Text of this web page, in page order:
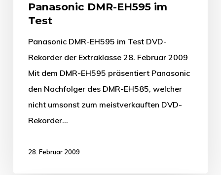
Panasonic DMR-EH595 im
Test
Panasonic DMR-EH595 im Test DVD-
Rekorder der Extraklasse 28. Februar 2009
Mit dem DMR-EH595 präsentiert Panasonic
den Nachfolger des DMR-EH585, welcher
nicht umsonst zum meistverkauften DVD-
Rekorder…
28. Februar 2009